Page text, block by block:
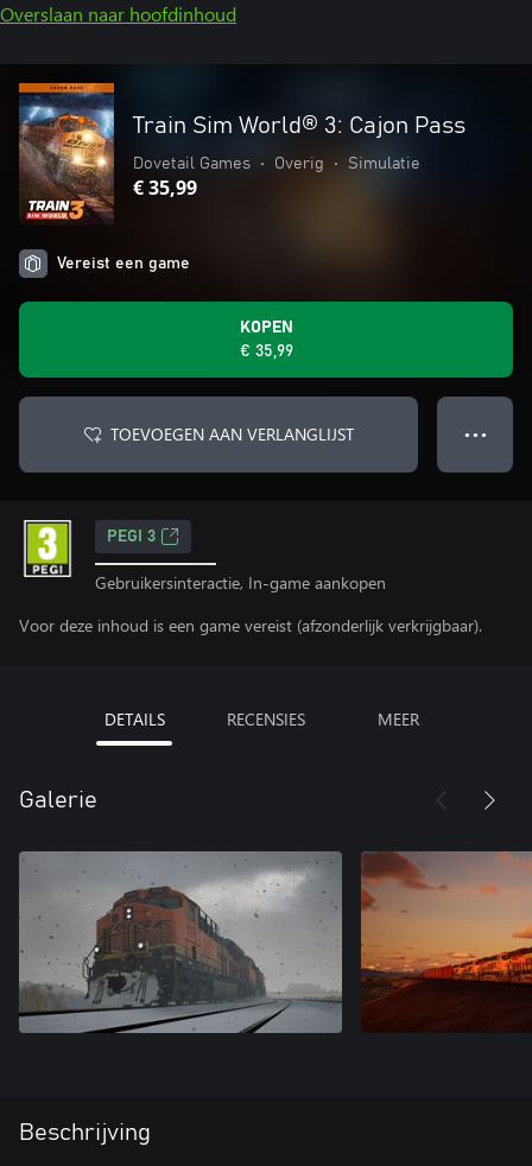
Overslaan naar hoofdinhoud
Train Sim World® 3: Cajon Pass
Dovetail Games • Overig • Simulatie
€ 35,99
Vereist een game
KOPEN
€ 35,99
TOEVOEGEN AAN VERLANGLIJST ● ● ●
PEGI 3
Gebruikersinteractie, In-game aankopen
Voor deze inhoud is een game vereist (afzonderlijk verkrijgbaar).
DETAILS RECENSIES MEER
Galerie
Beschrijving